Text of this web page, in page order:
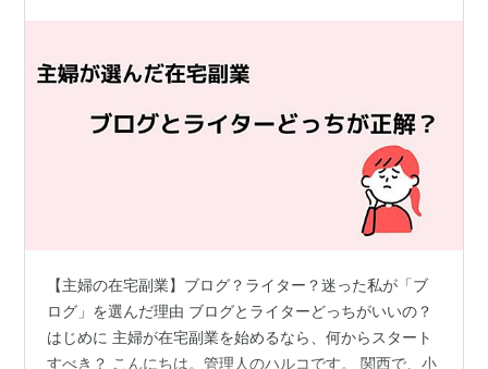
【主婦の在宅副業】ブログ？ライター？迷った私が「ブ
ログ」を選んだ理由 ブログとライターどっちがいいの？
はじめに 主婦が在宅副業を始めるなら、何からスタート
すべき？ こんにちは。管理人のハルコです。 関西で、小